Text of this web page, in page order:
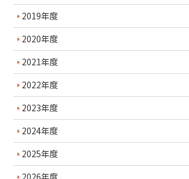
2019年度
2020年度
2021年度
2022年度
2023年度
2024年度
2025年度